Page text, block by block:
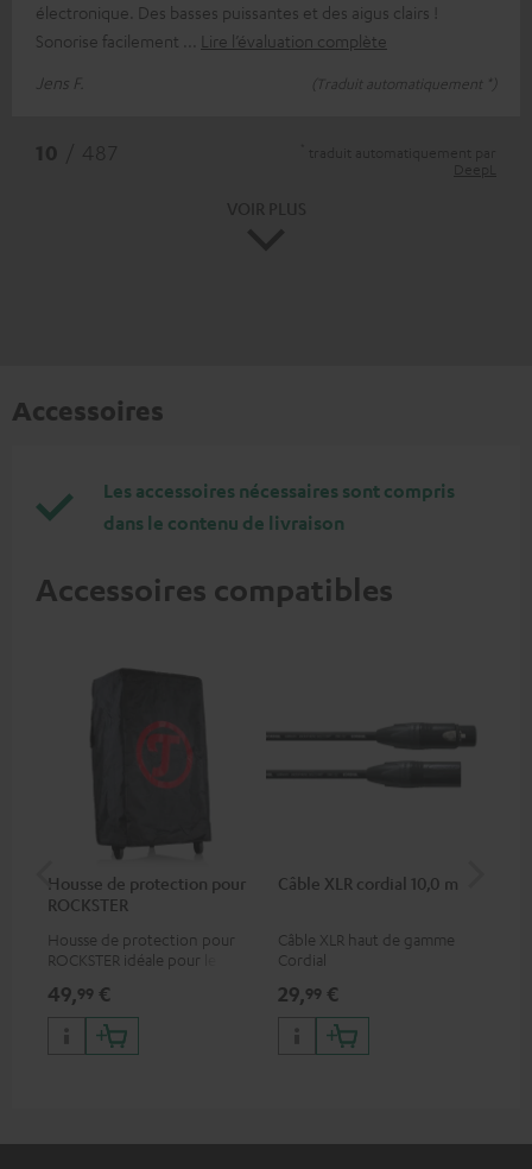
électronique. Des basses puissantes et des aigus clairs !
Sonorise facilement
Lire l’évaluation complète
Jens F.
(Traduit automatiquement *)
Accessoires
Les accessoires nécessaires sont compris
dans le contenu de livraison
Accessoires compatibles
Housse de protection pour
ROCKSTER
Housse de protection pour
ROCKSTER idéale pour le
49,99 €
Câble XLR cordial 10,0 m
Câble XLR haut de gamme
Cordial
29,99 €